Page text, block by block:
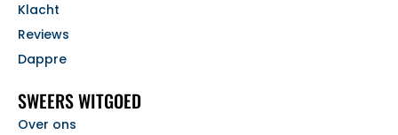
Klacht
Reviews
Dappre
SWEERS WITGOED
Over ons